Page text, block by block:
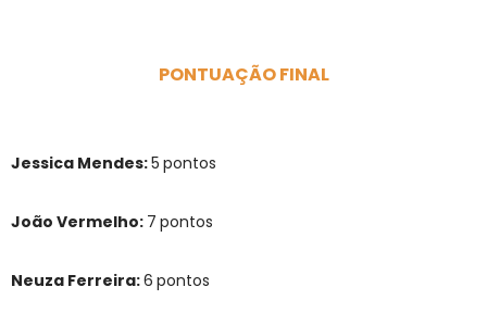
PONTUAÇÃO FINAL
Jessica Mendes:5 pontos
João Vermelho: 7 pontos
Neuza Ferreira:6 pontos